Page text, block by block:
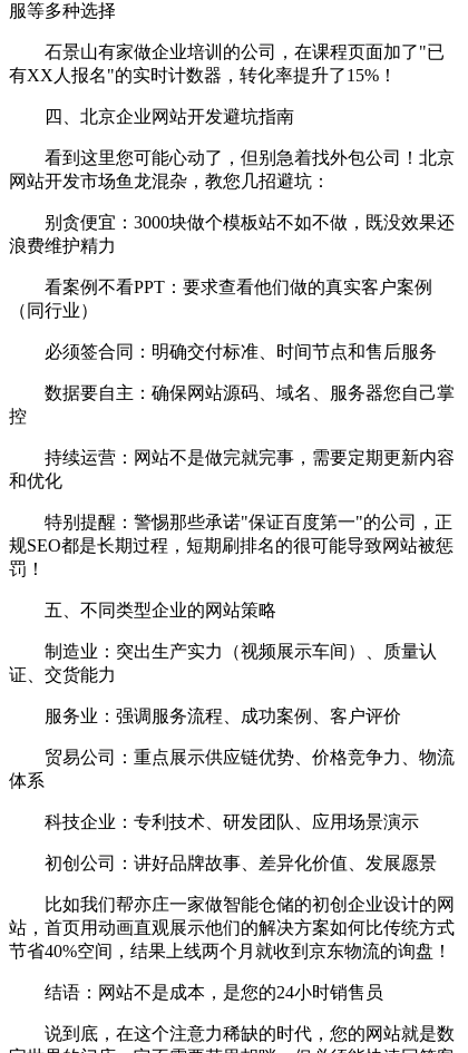
服等多种选择
石景山有家做企业培训的公司，在课程页面加了"已
有XX人报名"的实时计数器，转化率提升了15%！
四、北京企业网站开发避坑指南
看到这里您可能心动了，但别急着找外包公司！北京
网站开发市场鱼龙混杂，教您几招避坑：
别贪便宜：3000块做个模板站不如不做，既没效果还
浪费维护精力
看案例不看PPT：要求查看他们做的真实客户案例
（同行业）
必须签合同：明确交付标准、时间节点和售后服务
数据要自主：确保网站源码、域名、服务器您自己掌
控
持续运营：网站不是做完就完事，需要定期更新内容
和优化
特别提醒：警惕那些承诺"保证百度第一"的公司，正
规SEO都是长期过程，短期刷排名的很可能导致网站被惩
罚！
五、不同类型企业的网站策略
制造业：突出生产实力（视频展示车间）、质量认
证、交货能力
服务业：强调服务流程、成功案例、客户评价
贸易公司：重点展示供应链优势、价格竞争力、物流
体系
科技企业：专利技术、研发团队、应用场景演示
初创公司：讲好品牌故事、差异化价值、发展愿景
比如我们帮亦庄一家做智能仓储的初创企业设计的网
站，首页用动画直观展示他们的解决方案如何比传统方式
节省40%空间，结果上线两个月就收到京东物流的询盘！
结语：网站不是成本，是您的24小时销售员
说到底，在这个注意力稀缺的时代，您的网站就是数